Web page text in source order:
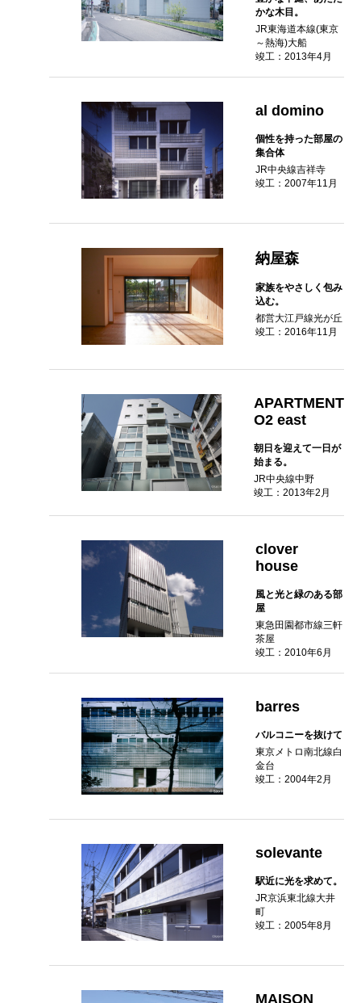
かな木目。
JR東海道本線(東京
～熱海)大船
竣工：2013年4月
al domino
個性を持った部屋の
集合体
JR中央線吉祥寺
竣工：2007年11月
納屋森
家族をやさしく包み
込む。
都営大江戸線光が丘
竣工：2016年11月
APARTMENT
O2 east
朝日を迎えて一日が
始まる。
JR中央線中野
竣工：2013年2月
clover
house
風と光と緑のある部
屋
東急田園都市線三軒
茶屋
竣工：2010年6月
barres
バルコニーを抜けて
東京メトロ南北線白
金台
竣工：2004年2月
solevante
駅近に光を求めて。
JR京浜東北線大井
町
竣工：2005年8月
MAISON